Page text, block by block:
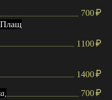
Плащ
700
1100
1400
700